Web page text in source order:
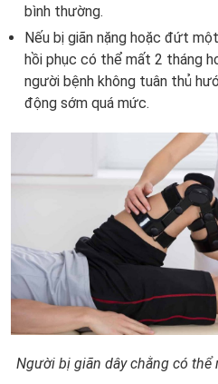
bình thường.
Nếu bị giãn nặng hoặc đứt
hồi phục có thể mất 2 tháng
người bệnh không tuân thủ
động sớm quá mức.
Người bị giãn dây chằng có